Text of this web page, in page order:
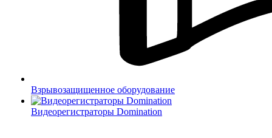
Взрывозащищенное оборудование
Видеорегистраторы Domination